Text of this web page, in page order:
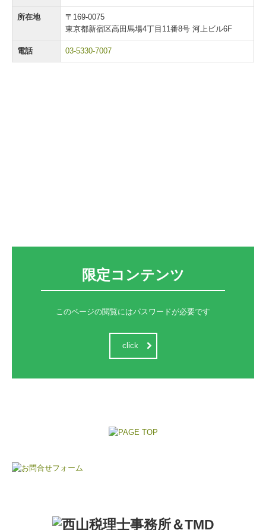
所在地
〒169-0075
東京都新宿区高田馬場4丁目11番8号 河上ビル6F
電話 03-5330-7007
限定コンテンツ
このページの閲覧にはパスワードが必要です
click